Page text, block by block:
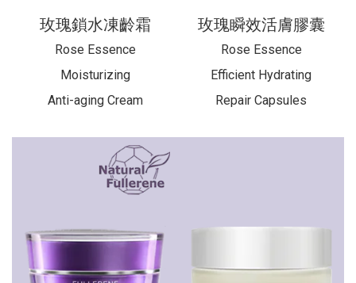
玫瑰鎖水凍齡霜
Rose Essence
Moisturizing
Anti-aging Cream
玫瑰瞬效活膚膠囊
Rose Essence
Efficient Hydrating
Repair Capsules